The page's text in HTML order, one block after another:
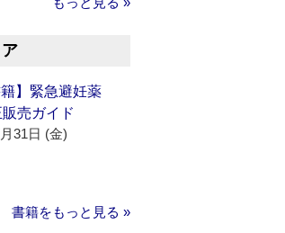
籍】緊急避妊薬
売ガイド
31日 (金)
書籍をもっと見る »